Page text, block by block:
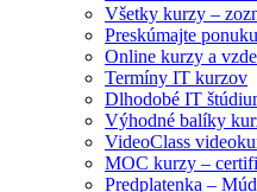
Všetky kurzy –
Preskúmajte
Online kurzy a
Termíny IT kurzov
Dlhodobé IT
Výhodné balíky
VideoClass
MOC kurzy –
Predplatenka –